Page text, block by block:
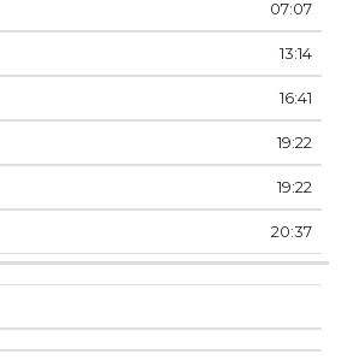
07:07
13:14
16:41
19:22
19:22
20:37